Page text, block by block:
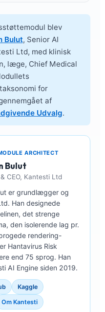
blev
Bulut, Senior AI
Ltd, med klinisk
læge, Chief Medical
for
af
Udvalg.
ARCHITECT
Bulut
CEO, Kantesti Ltd
er grundlægger og
Han designede
det strenge
den isolerende lag pr.
rendering-
Hantavirus Risk
end 75 sprog. Han
AI Engine siden 2019.
Kaggle
Om Kantesti